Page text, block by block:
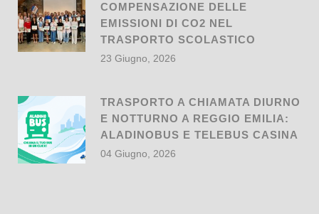
COMPENSAZIONE DELLE
EMISSIONI DI CO2 NEL
TRASPORTO SCOLASTICO
23 Giugno, 2026
TRASPORTO A CHIAMATA DIURNO
E NOTTURNO A REGGIO EMILIA:
ALADINOBUS E TELEBUS CASINA
04 Giugno, 2026